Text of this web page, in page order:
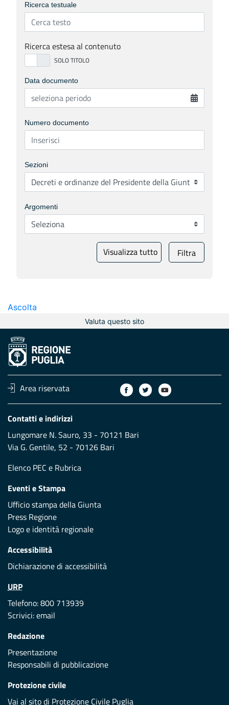
Ricerca testuale
Ricerca estesa al contenuto
Data documento
Numero documento
Sezioni
Argomenti
Visualizza tutto Filtra
Ascolta
Valuta questo sito
Area riservata
Contatti e indirizzi
Lungomare N. Sauro, 33 - 70121 Bari
Via G. Gentile, 52 - 70126 Bari
Elenco PEC e Rubrica
Eventi e Stampa
Ufficio stampa della Giunta
Press Regione
Logo e identità regionale
Accessibilità
Dichiarazione di accessibilità
URP
Telefono: 800 713939
Scrivici:email
Redazione
Presentazione
Responsabili di pubblicazione
Protezione civile
Vai al sito di Protezione Civile Puglia